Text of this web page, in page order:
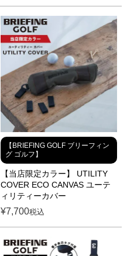
【BRIEFING GOLF ブリーフィン
グ ゴルフ】
【当店限定カラー】 UTILITY
COVER ECO CANVAS ユーテ
ィリティーカバー
¥7,700税込